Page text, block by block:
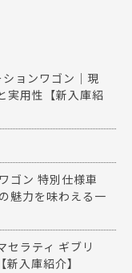
ョンワゴン｜現
実用性【新入庫紹
ゴン 特別仕様車
魅力を味わえる一
セラティ ギブリ
入庫紹介】